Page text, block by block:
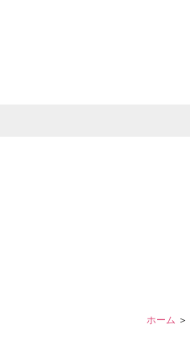
ホーム ＞